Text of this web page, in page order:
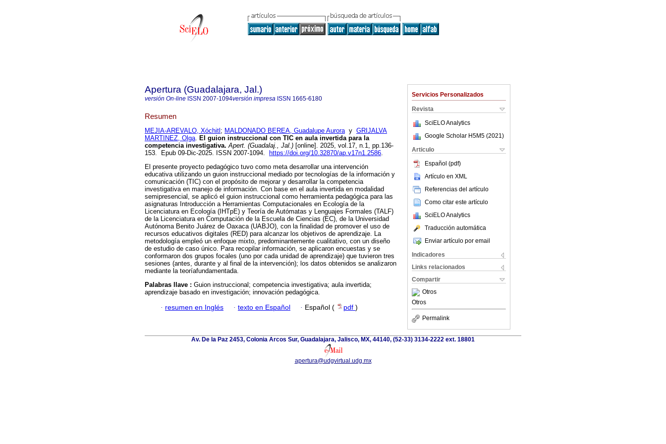
Servicios Personalizados
Revista
SciELO Analytics
Google Scholar H5M5 (2021 )
Articulo
Español (pdf)
Artículo en XML
Referencias del artículo
Como citar este artículo
SciELO Analytics
Traducción automática
Enviar artículo por email
Indicadores
Links relacionados
Compartir
Otros
Otros
Permalink
Apertura (Guadalajara, Jal.)
versión On-line ISSN 2007-1094versión impresa ISSN 1665-6180
Resumen
MEJIA-AREVALO, Xóchitl ; MALDONADO BEREA, Guadalupe Auroray GRIJALVA
MARTINEZ, Olga. El guion instruccional con TIC en aula invertida para la
competencia investigativa. Apert. (Guadalaj., Jal.) [online]. 2025, vol.17, n.1, pp.136-
153. Epub 09-Dic-2025. ISSN 2007-1094.
https://doi.org/10.32870/ap.v17n1.2586.
El presente proyecto pedagógico tuvo como meta desarrollar una intervención
educativa utilizando un guion instruccional mediado por tecnologías de la información y
comunicación (TIC) con el propósito de mejorar y desarrollar la competencia
investigativa en manejo de información. Con base en el aula invertida en modalidad
semipresencial, se aplicó el guion instruccional como herramienta pedagógica para las
asignaturas Introducción a Herramientas Computacionales en Ecología de la
Licenciatura en Ecología (IHTpE) y Teoría de Autómatas y Lenguajes Formales (TALF)
de la Licenciatura en Computación de la Escuela de Ciencias (EC), de la Universidad
Autónoma Benito Juárez de Oaxaca (UABJO), con la finalidad de promover el uso de
recursos educativos digitales (RED) para alcanzar los objetivos de aprendizaje. La
metodología empleó un enfoque mixto, predominantemente cualitativo, con un diseño
de estudio de caso único. Para recopilar información, se aplicaron encuestas y se
conformaron dos grupos focales (uno por cada unidad de aprendizaje) que tuvieron tres
sesiones (antes, durante y al final de la intervención); los datos obtenidos se analizaron
mediante la teoríafundamentada.
Palabras llave : Guion instruccional; competencia investigativa; aula invertida;
aprendizaje basado en investigación; innovación pedagógica.
· resumen en Inglés · texto en Español · Español ( pdf )
Av. De la Paz 2453, Colonia Arcos Sur, Guadalajara, Jalisco, MX, 44140, (52-33) 3134-2222 ext. 18801
apertura@udgvirtual.udg.mx